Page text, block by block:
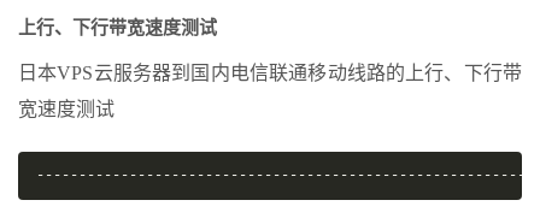
上行、下行带宽速度测试
日本VPS云服务器到国内电信联通移动线路的上行、下行带
宽速度测试